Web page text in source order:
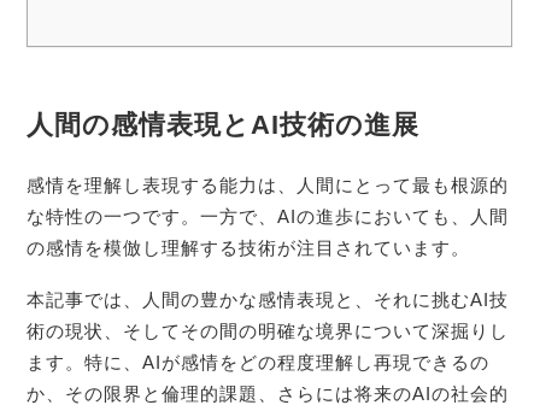
人間の感情表現とAI技術の進展
感情を理解し表現する能力は、人間にとって最も根源的
な特性の一つです。一方で、AIの進歩においても、人間
の感情を模倣し理解する技術が注目されています。
本記事では、人間の豊かな感情表現と、それに挑むAI技
術の現状、そしてその間の明確な境界について深掘りし
ます。特に、AIが感情をどの程度理解し再現できるの
か、その限界と倫理的課題、さらには将来のAIの社会的